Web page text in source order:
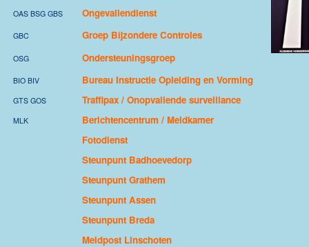
OAS BSG GBS Ongevallendienst
GBC Groep Bijzondere Controles
OSG Ondersteuningsgroep
BIO BIV Bureau Instructie Opleiding en Vorming
GTS GOS Traffipax / Onopvallende surveillance
MLK
Berichtencentrum / Meldkamer
Fotodienst
Steunpunt Badhoevedorp
Steunpunt Grathem
Steunpunt Assen
Steunpunt Breda
Meldpost Linschoten